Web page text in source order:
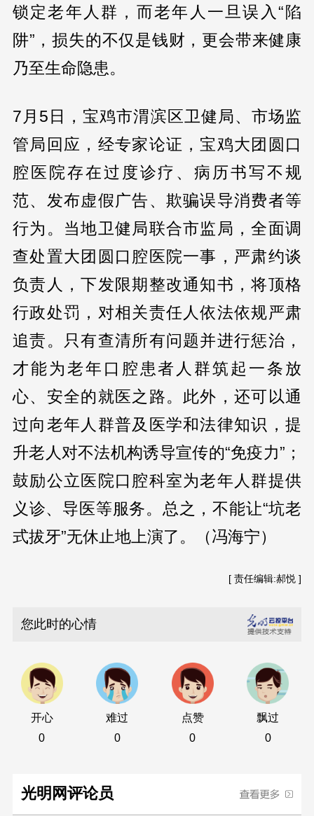
锁定老年人群，而老年人一旦误入“陷
阱”，损失的不仅是钱财，更会带来健康
乃至生命隐患。
7月5日，宝鸡市渭滨区卫健局、市场监
管局回应，经专家论证，宝鸡大团圆口
腔医院存在过度诊疗、病历书写不规
范、发布虚假广告、欺骗误导消费者等
行为。当地卫健局联合市监局，全面调
查处置大团圆口腔医院一事，严肃约谈
负责人，下发限期整改通知书，将顶格
行政处罚，对相关责任人依法依规严肃
追责。只有查清所有问题并进行惩治，
才能为老年口腔患者人群筑起一条放
心、安全的就医之路。此外，还可以通
过向老年人群普及医学和法律知识，提
升老人对不法机构诱导宣传的“免疫力”；
鼓励公立医院口腔科室为老年人群提供
义诊、导医等服务。总之，不能让“坑老
式拔牙”无休止地上演了。（冯海宁）
[ 责任编辑:郝悦 ]
您此时的心情
开心
0
难过
0
点赞
0
飘过
0
光明网评论员